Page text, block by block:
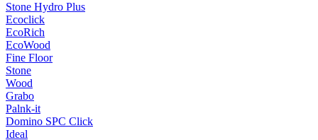
Stone Hydro Plus
Ecoclick
EcoRich
EcoWood
Fine Floor
Stone
Wood
Grabo
Palnk-it
Domino SPC Click
Ideal